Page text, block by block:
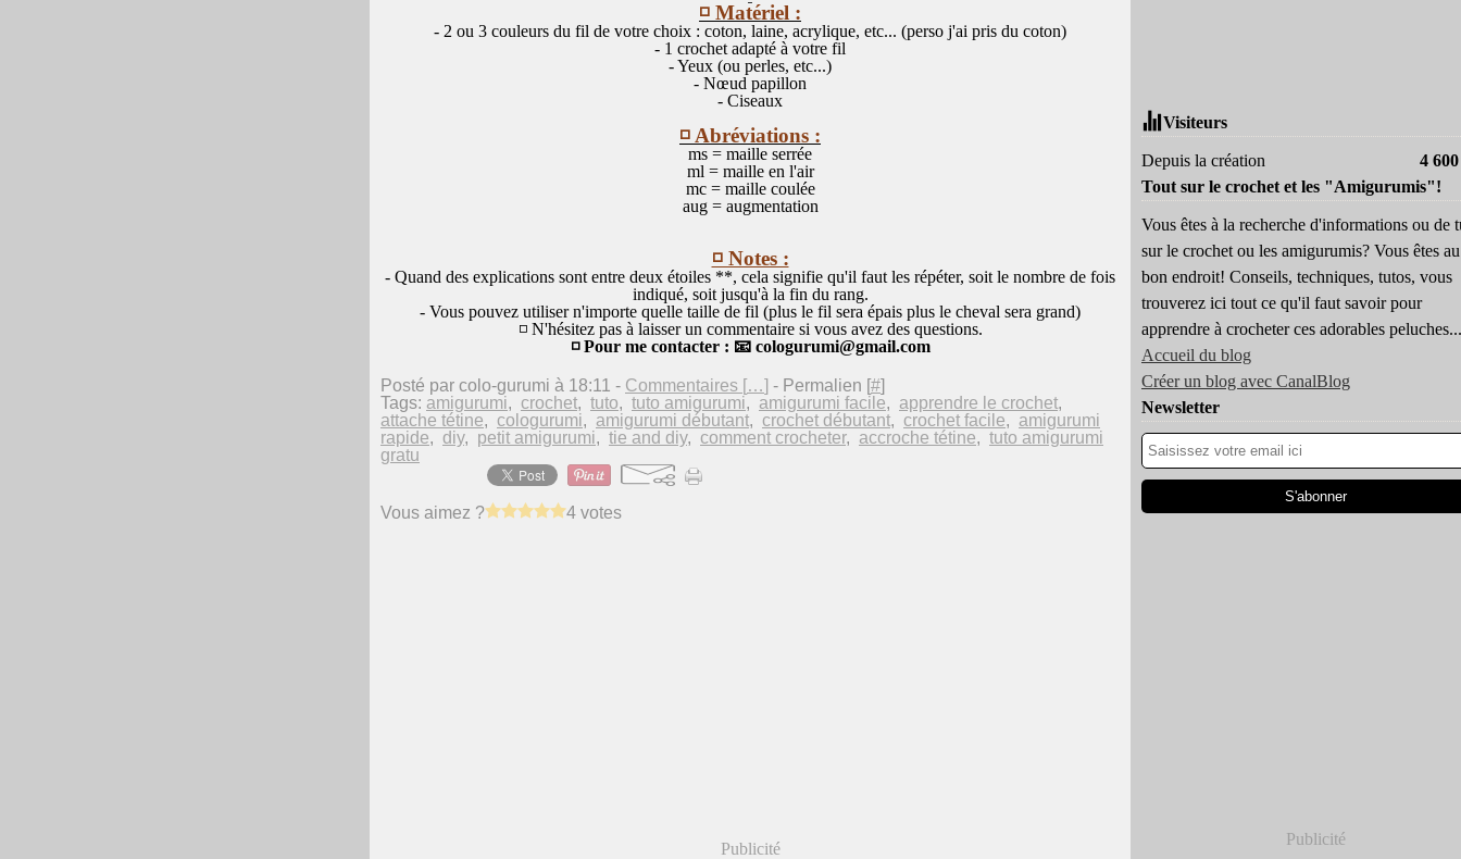
◽ Matériel :
- 2 ou 3 couleurs du fil de votre choix : coton, laine, acrylique, etc... (perso j'ai pris du coton)
- 1 crochet adapté à votre fil
- Yeux (ou perles, etc...)
- Nœud papillon
- Ciseaux
◽ Abréviations :
ms = maille serrée
ml = maille en l'air
mc = maille coulée
aug = augmentation
◽ Notes :
- Quand des explications sont entre deux étoiles **, cela signifie qu'il faut les répéter, soit le nombre de fois
indiqué, soit jusqu'à la fin du rang.
- Vous pouvez utiliser n'importe quelle taille de fil (plus le fil sera épais plus le cheval sera grand)
◽ N'hésitez pas à laisser un commentaire si vous avez des questions.
◽ Pour me contacter : 📧 cologurumi@gmail.com
Posté par colo-gurumi à 18:11 - Commentaires […] - Permalien [#]
Tags: amigurumi, crochet, tuto, tuto amigurumi, amigurumi facile, apprendre le crochet,
attache tétine, cologurumi, amigurumi débutant, crochet débutant, crochet facile, amigurumi
rapide, diy, petit amigurumi, tie and diy, comment crocheter, accroche tétine, tuto amigurumi
gratu
Vous aimez ? 4 votes
Publicité
Visiteurs
Depuis la création
4
Tout sur le crochet et les "Amigurumis"!
Vous êtes à la recherche d'informations ou de
sur le crochet ou les amigurumis? Vous êtes au
bon endroit! Conseils, techniques, tutos, vous
trouverez ici tout ce qu'il faut savoir pour
apprendre à crocheter ces adorables peluches...
Accueil du blog
Créer un blog avec CanalBlog
Newsletter
Publicité